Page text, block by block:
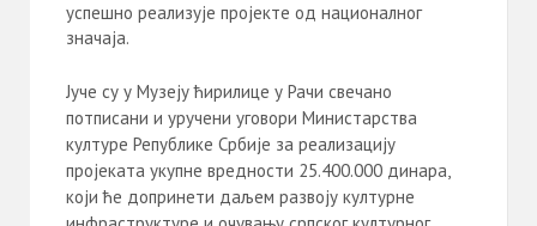
успешно реализује пројекте од националног
значаја.
Јуче су у Музеју ћирилице у Рачи свечано
потписани и уручени уговори Министарства
културе Републике Србије за реализацију
пројеката укупне вредности 25.400.000 динара,
који ће допринети даљем развоју културне